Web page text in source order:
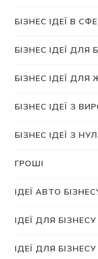
БІЗНЕС ІДЕЇ В
БІЗНЕС ІДЕЇ ДЛЯ
БІЗНЕС ІДЕЇ ДЛЯ
БІЗНЕС ІДЕЇ З
БІЗНЕС ІДЕЇ З
ГРОШІ
ІДЕЇ АВТО
ІДЕЇ ДЛЯ
ІДЕЇ ДЛЯ БІЗНЕСУ